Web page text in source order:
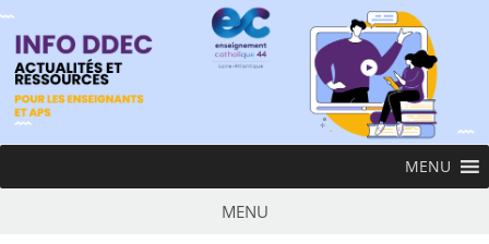
Skip
to
content
InfoDDEC
Ens
MENU
MENU